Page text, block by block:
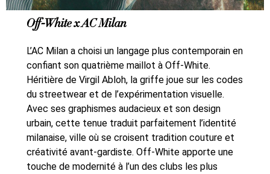
Off-White x AC Milan
L’AC Milan a choisi un langage plus contemporain en
confiant son quatrième maillot à Off-White.
Héritière de Virgil Abloh, la griffe joue sur les codes
du streetwear et de l’expérimentation visuelle.
Avec ses graphismes audacieux et son design
urbain, cette tenue traduit parfaitement l’identité
milanaise, ville où se croisent tradition couture et
créativité avant-gardiste. Off-White apporte une
touche de modernité à l’un des clubs les plus